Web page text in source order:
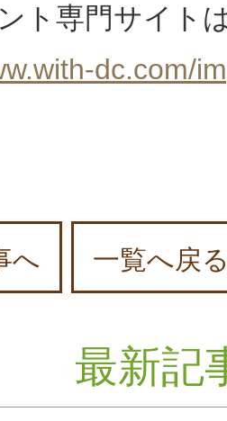
ト専門サイト
dc.com/
へ 一覧へ戻
最新記